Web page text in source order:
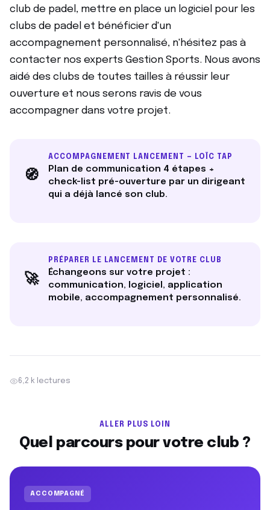
club de padel, mettre en place un logiciel pour les
clubs de padel et bénéficier d'un
accompagnement personnalisé, n'hésitez pas à
contacter nos experts Gestion Sports. Nous avons
aidé des clubs de toutes tailles à réussir leur
ouverture et nous serons ravis de vous
accompagner dans votre projet.
🧭
ACCOMPAGNEMENT LANCEMENT — LOÏC TAP
Plan de communication 4 étapes +
check-list pré-ouverture par un dirigeant
qui a déjà lancé son club.
🚀
PRÉPARER LE LANCEMENT DE VOTRE CLUB
Échangeons sur votre projet :
communication, logiciel, application
mobile, accompagnement personnalisé.
6,2 k lectures
ALLER PLUS LOIN
Quel parcours pour votre club ?
ACCOMPAGNÉ